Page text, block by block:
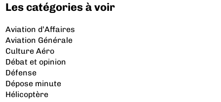
Les catégories à voir
Aviation d’Affaires
Aviation Générale
Culture Aéro
Débat et opinion
Défense
Dépose minute
Hélicoptère